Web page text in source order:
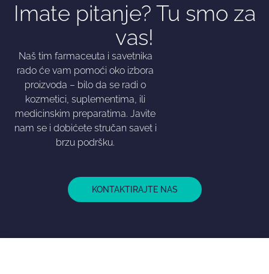
Imate pitanje? Tu smo za
vas!
Naš tim farmaceuta i savetnika
rado će vam pomoći oko izbora
proizvoda – bilo da se radi o
kozmetici, suplementima, ili
medicinskim preparatima. Javite
nam se i dobićete stručan savet i
brzu podršku.
KONTAKTIRAJTE NAS